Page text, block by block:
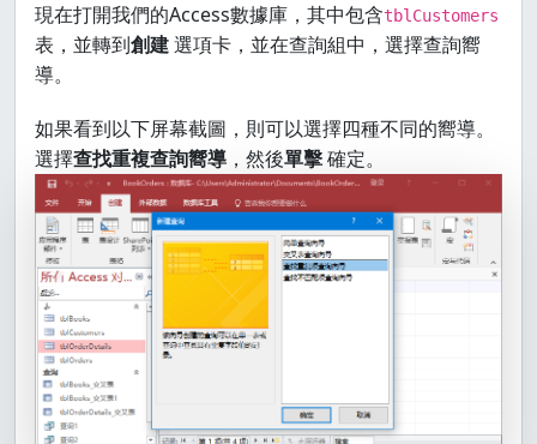
現在打開我們的Access數據庫，其中包含tblCustomers
表，並轉到創建選項卡，並在查詢組中，選擇查詢嚮
導。
如果看到以下屏幕截圖，則可以選擇四種不同的嚮導。
選擇查找重複查詢嚮導 ，然後單擊確定。